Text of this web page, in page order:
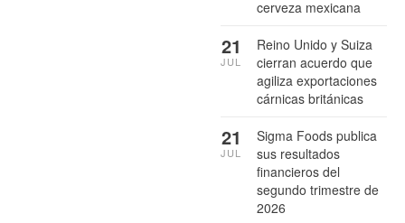
cerveza mexicana
Reino Unido y Suiza
cierran acuerdo que
agiliza exportaciones
cárnicas británicas
21
JUL
Sigma Foods publica
sus resultados
financieros del
segundo trimestre de
2026
21
JUL